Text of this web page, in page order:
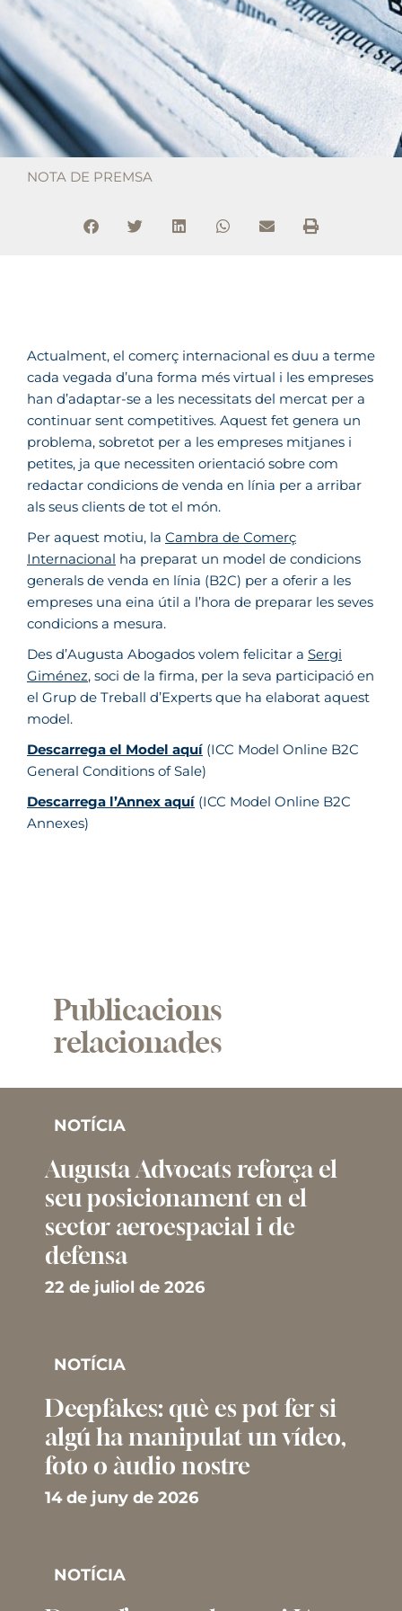
NOTA DE PREMSA
Actualment, el comerç internacional es duu a terme
cada vegada d’una forma més virtual i les empreses
han d’adaptar-se a les necessitats del mercat per a
continuar sent competitives. Aquest fet genera un
problema, sobretot per a les empreses mitjanes i
petites, ja que necessiten orientació sobre com
redactar condicions de venda en línia per a arribar
als seus clients de tot el món.
Per aquest motiu, la Cambra de Comerç
Internacional ha preparat un model de condicions
generals de venda en línia (B2C) per a oferir a les
empreses una eina útil a l’hora de preparar les seves
condicions a mesura.
Des d’Augusta Abogados volem felicitar a Sergi
Giménez, soci de la firma, per la seva participació en
el Grup de Treball d’Experts que ha elaborat aquest
model.
Descarrega el Model aquí (ICC Model Online B2C
General Conditions of Sale)
Descarrega l’Annex aquí (ICC Model Online B2C
Annexes)
Publicacions
relacionades
NOTÍCIA
Augusta Advocats reforça el
seu posicionament en el
sector aeroespacial i de
defensa
22 de juliol de 2026
NOTÍCIA
Deepfakes: què es pot fer si
algú ha manipulat un vídeo,
foto o àudio nostre
14 de juny de 2026
NOTÍCIA